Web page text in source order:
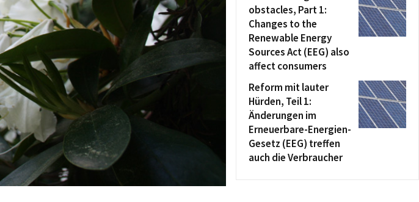
obstacles, Part 1:
Changes to the
Renewable Energy
Sources Act (EEG) also
affect consumers
Reform mit lauter
Hürden, Teil 1:
Änderungen im
Erneuerbare-Energien-
Gesetz (EEG) treffen
auch die Verbraucher